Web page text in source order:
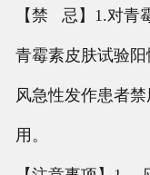
【禁 忌】1.对青
青霉素皮肤试验
风急性发作患者
用。